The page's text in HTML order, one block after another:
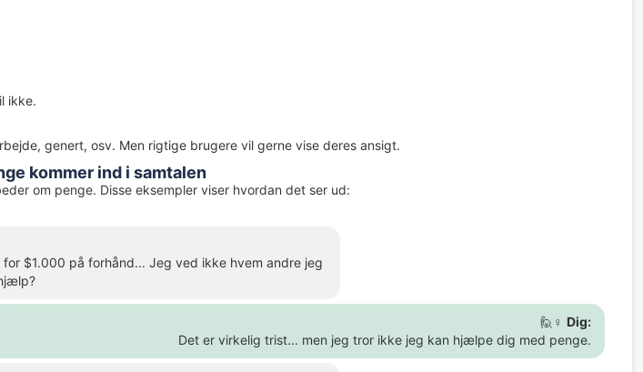
ikke.
genert, osv. Men rigtige brugere vil gerne vise deres ansigt.
kommer ind i samtalen
om penge. Disse eksempler viser hvordan det ser ud:
$1.000 på forhånd... Jeg ved ikke hvem andre jeg
🙋♀️ Dig:
Det er virkelig trist... men jeg tror ikke jeg kan hjælpe dig med penge.